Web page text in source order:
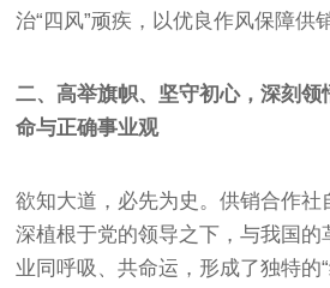
治“四风”顽疾，以优良作风保障供
二、高举旗帜、坚守初心，深刻领
命与正确事业观
欲知大道，必先为史。供销合作社
深植根于党的领导之下，与我国的
业同呼吸、共命运，形成了独特的